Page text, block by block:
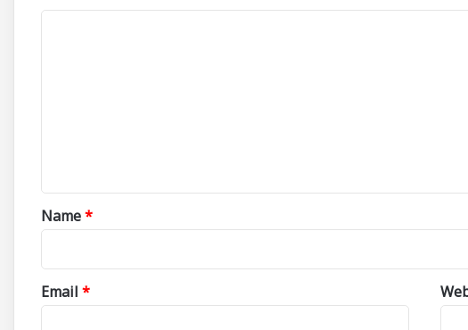
*
Name*
Email *